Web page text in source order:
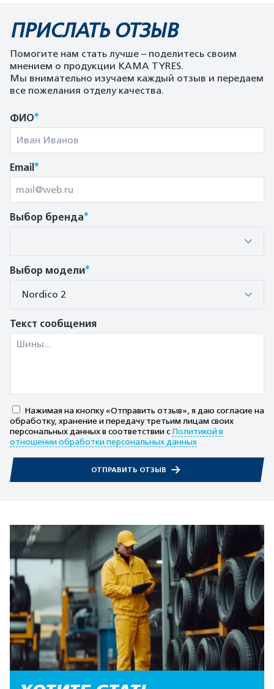
ПРИСЛАТЬ ОТЗЫВ
Помогите нам стать лучше – поделитесь своим
мнением о продукции KAMA TYRES.
Мы внимательно изучаем каждый отзыв и передаем
все пожелания отделу качества.
ФИО*
Email*
Выбор бренда*
Выбор модели*
Nordico 2
Текст сообщения
Нажимая на кнопку «Отправить отзыв», я даю согласие на
обработку, хранение и передачу третьим лицам своих
персональных данных в соответствии с Политикой в
отношении обработки персональных данных
ОТПРАВИТЬ ОТЗЫВ